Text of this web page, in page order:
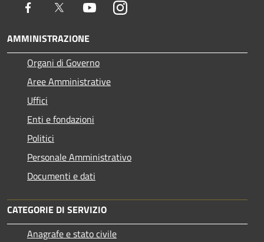
Facebook Twitter YoutubeInstagram
AMMINISTRAZIONE
Organi di Governo
Aree Amministrative
Uffici
Enti e fondazioni
Politici
Personale Amministrativo
Documenti e dati
CATEGORIE DI SERVIZIO
Anagrafe e stato civile